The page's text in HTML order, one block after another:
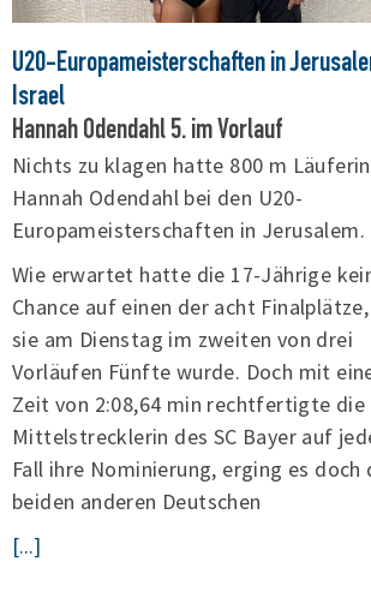
U20-Europameisterschaften in
Israel
Hannah Odendahl 5. im Vorlauf
Nichts zu klagen hatte 800 m Läuferin
Hannah Odendahl bei den U20-
Europameisterschaften in Jerusalem.
Wie erwartet hatte die 17-Jährige
Chance auf einen der acht
sie am Dienstag im zweiten von drei
Vorläufen Fünfte wurde. Doch mit
Zeit von 2:08,64 min rechtfertigte die
Mittelstrecklerin des SC Bayer auf
Fall ihre Nominierung, erging es doch
beiden anderen Deutschen
[...]